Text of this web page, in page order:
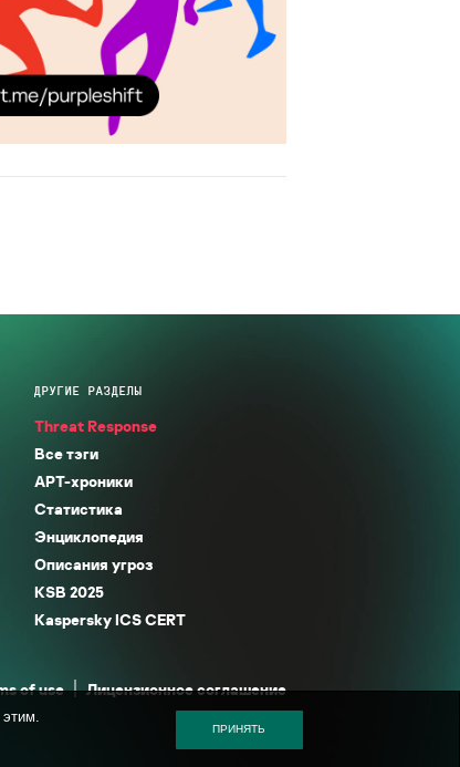
ДРУГИЕ РАЗДЕЛЫ
Threat Response
Все тэги
APT-хроники
Статистика
Энциклопедия
Описания угроз
KSB 2025
Kaspersky ICS CERT
of use Лицензионное соглашение
ПРИНЯТЬ